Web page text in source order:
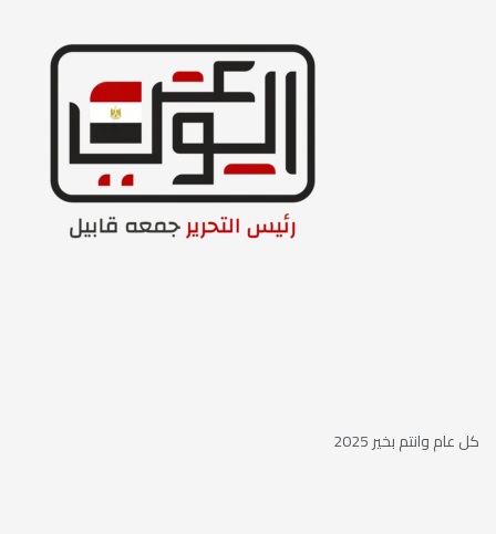
كل عام وانتم بخير 2025